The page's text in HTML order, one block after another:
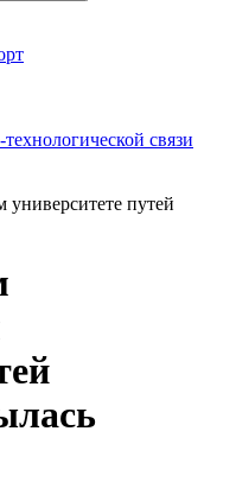
связи
университете путей